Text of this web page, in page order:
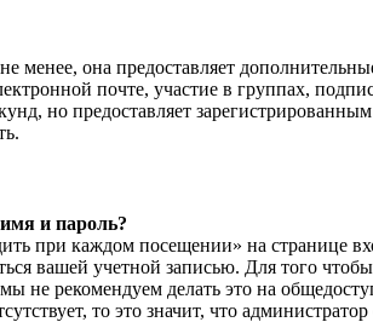
менее, она предоставляет
почте, участие в группах,
но предоставляет
и пароль?
при каждом посещении» на странице
вашей учетной записью. Для того
не рекомендуем делать это на
то это значит, что